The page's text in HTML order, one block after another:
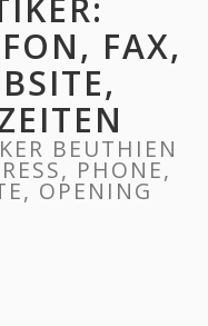
FAX,
BEUTHIEN
PHONE,
OPENING